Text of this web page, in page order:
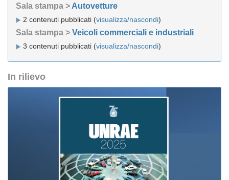
Sala stampa > Autovetture
2 contenuti pubblicati (visualizza/nascondi)
Sala stampa > Veicoli commerciali e industriali
3 contenuti pubblicati (visualizza/nascondi)
In rilievo